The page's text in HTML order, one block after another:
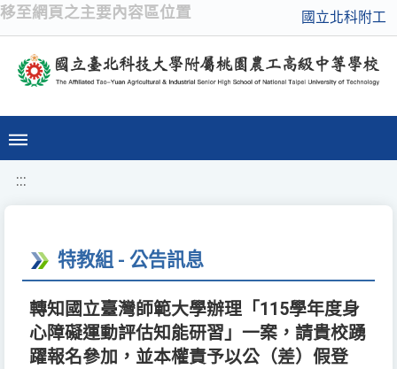
移至網頁之主要內容區位置 國立北科附工
:::
特教組 - 公告訊息
轉知國立臺灣師範大學辦理「115學年度身
心障礙運動評估知能研習」一案，請貴校踴
躍報名參加，並本權責予以公（差）假登